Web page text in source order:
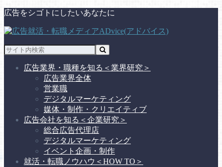
広告をシゴトにしたいあなたに
広告業界・職種を知る ＜業界研究＞
広告業界全体
営業職
デジタルマーケティング
媒体・制作・クリエイティブ
広告会社を知る ＜企業研究＞
総合広告代理店
デジタルマーケティング
イベント企画・制作
就活・転職ノウハウ ＜HOW TO＞